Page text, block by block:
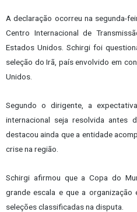
A declaração ocorreu na segunda-
Centro Internacional de
Estados Unidos. Schirgi foi
seleção do Irã, país envolvido em
Unidos.
Segundo o dirigente, a
internacional seja resolvida antes
destacou ainda que a entidade
crise na região.
Schirgi afirmou que a Copa do
grande escala e que a
seleções classificadas na disputa.